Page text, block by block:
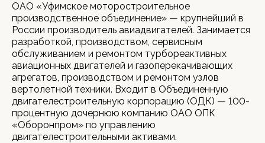
ОАО «Уфимское моторостроительное
производственное объединение» — крупнейший в
России производитель авиадвигателей. Занимается
разработкой, производством, сервисным
обслуживанием и ремонтом турбореактивных
авиационных двигателей и газоперекачивающих
агрегатов, производством и ремонтом узлов
вертолетной техники. Входит в Объединенную
двигателестроительную корпорацию (ОДК) — 100-
процентную дочернюю компанию ОАО ОПК
«Оборонпром» по управлению
двигателестроительными активами.